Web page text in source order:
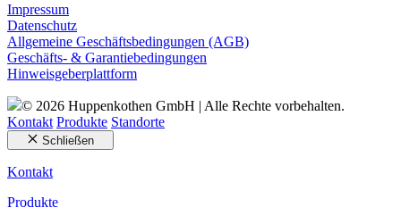
Impressum
Datenschutz
Allgemeine Geschäftsbedingungen (AGB)
Geschäfts- & Garantiebedingungen
Hinweisgeberplattform
© 2026 Huppenkothen GmbH | Alle Rechte vorbehalten.
Kontakt Produkte Standorte
Schließen
Kontakt
Produkte